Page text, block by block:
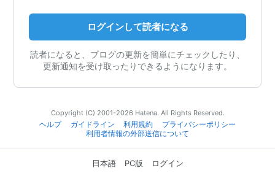
ログインして読者になる
読者になると、ブログの更新を簡単にチェックしたり、
更新通知を受け取ったりできるようになります。
Copyright (C) 2001-2026 Hatena. All Rights Reserved.
ヘルプ
ガイドライン 利用規約
プライバシーポリシー
利用者情報の外部送信について
日本語 PC版 ログイン